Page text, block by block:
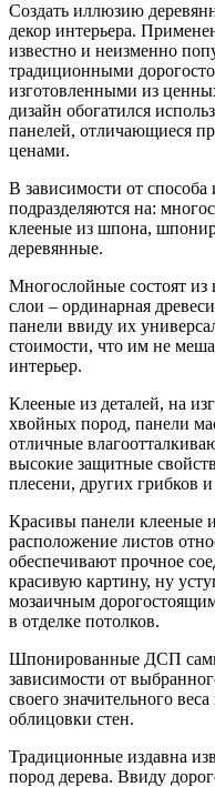
Создать иллюзию
декор интерьера.
известно и неизменно
традиционными
изготовленными из
дизайн обогатился
панелей, отличающиеся
ценами.
В зависимости от способа
подразделяются на:
клееные из шпона,
деревянные.
Многослойные состоят
слои – ординарная
панели ввиду их
стоимости, что им не
интерьер.
Клееные из деталей, на
хвойных пород, панели
отличные
высокие защитные
плесени, других грибков
Красивы панели клееные
расположение листов
обеспечивают прочное
красивую картину, ну
мозаичным
в отделке потолков.
Шпонированные ДСП
зависимости от
своего значительного
облицовки стен.
Традиционные издавна
пород дерева. Ввиду